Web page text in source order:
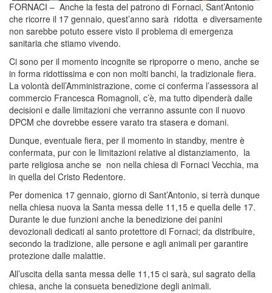
FORNACI – Anche la festa del patrono di Fornaci, Sant’Antonio
che ricorre il 17 gennaio, quest’anno sarà ridotta e diversamente
non sarebbe potuto essere visto il problema di emergenza
sanitaria che stiamo vivendo.
Ci sono per il momento incognite se riproporre o meno, anche se
in forma ridottissima e con non molti banchi, la tradizionale fiera.
La volontà dell’Amministrazione, come ci conferma l’assessora al
commercio Francesca Romagnoli, c’è, ma tutto dipenderà dalle
decisioni e dalle limitazioni che verranno assunte con il nuovo
DPCM che dovrebbe essere varato tra stasera e domani.
Dunque, eventuale fiera, per il momento in standby, mentre è
confermata, pur con le limitazioni relative al distanziamento, la
parte religiosa anche se non nella chiesa di Fornaci Vecchia, ma
in quella del Cristo Redentore.
Per domenica 17 gennaio, giorno di Sant’Antonio, si terrà dunque
nella chiesa nuova la Santa messa delle 11,15 e quella delle 17.
Durante le due funzioni anche la benedizione dei panini
devozionali dedicati al santo protettore di Fornaci; da distribuire,
secondo la tradizione, alle persone e agli animali per garantire
protezione dalle malattie.
All’uscita della santa messa delle 11,15 ci sarà, sul sagrato della
chiesa, anche la consueta benedizione degli animali.